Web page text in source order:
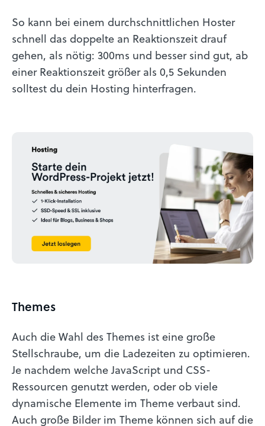
So kann bei einem durchschnittlichen Hoster
schnell das doppelte an Reaktionszeit drauf
gehen, als nötig: 300ms und besser sind gut, ab
einer Reaktionszeit größer als 0,5 Sekunden
solltest du dein Hosting hinterfragen.
Themes
Auch die Wahl des Themes ist eine große
Stellschraube, um die Ladezeiten zu optimieren.
Je nachdem welche JavaScript und CSS-
Ressourcen genutzt werden, oder ob viele
dynamische Elemente im Theme verbaut sind.
Auch große Bilder im Theme können sich auf die